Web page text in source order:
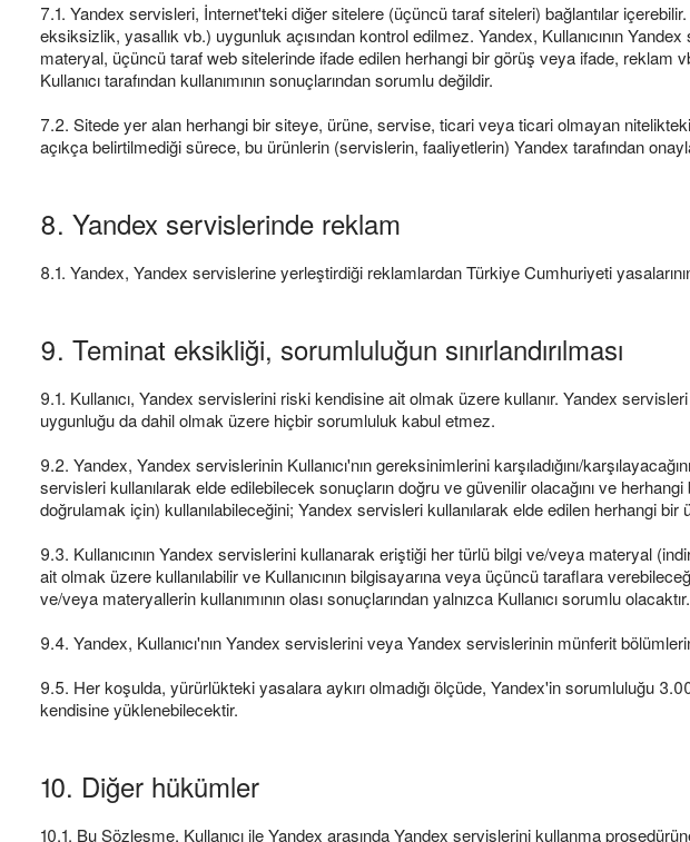
7.1. Yandex servisleri, İnternet'teki diğer sitelere (üçüncü taraf siteleri) bağlantılar
eksiksizlik, yasallık vb.) uygunluk açısından kontrol edilmez. Yandex, Kullanıcının
materyal, üçüncü taraf web sitelerinde ifade edilen herhangi bir görüş veya ifade, reklam
Kullanıcı tarafından kullanımının sonuçlarından sorumlu değildir.
7.2. Sitede yer alan herhangi bir siteye, ürüne, servise, ticari veya ticari olmayan
açıkça belirtilmediği sürece, bu ürünlerin (servislerin, faaliyetlerin) Yandex tarafından
8. Yandex servislerinde reklam
8.1. Yandex, Yandex servislerine yerleştirdiği reklamlardan Türkiye Cumhuriyeti
9. Teminat eksikliği, sorumluluğun sınırlandırılması
9.1. Kullanıcı, Yandex servislerini riski kendisine ait olmak üzere kullanır. Yandex
uygunluğu da dahil olmak üzere hiçbir sorumluluk kabul etmez.
9.2. Yandex, Yandex servislerinin Kullanıcı'nın gereksinimlerini karşıladığını/
servisleri kullanılarak elde edilebilecek sonuçların doğru ve güvenilir olacağını ve
doğrulamak için) kullanılabileceğini; Yandex servisleri kullanılarak elde edilen herhangi bir
9.3. Kullanıcının Yandex servislerini kullanarak eriştiği her türlü bilgi ve/veya materyal
ait olmak üzere kullanılabilir ve Kullanıcının bilgisayarına veya üçüncü taraflara
ve/veya materyallerin kullanımının olası sonuçlarından yalnızca Kullanıcı sorumlu olacaktır.
9.4. Yandex, Kullanıcı'nın Yandex servislerini veya Yandex servislerinin münferit
9.5. Her koşulda, yürürlükteki yasalara aykırı olmadığı ölçüde, Yandex'in sorumluluğu
kendisine yüklenebilecektir.
10. Diğer hükümler
10.1. Bu Sözleşme, Kullanıcı ile Yandex arasında Yandex servislerini kullanma